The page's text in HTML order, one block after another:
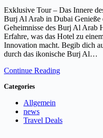
Exklusive Tour – Das Innere
Burj Al Arab in Dubai Genieße
Geheimnisse des Burj Al Arab
Erfahre, was das Hotel zu
Innovation macht. Begib dich
durch das ikonische Burj Al…
Continue Reading
Categories
Allgemein
news
Travel Deals